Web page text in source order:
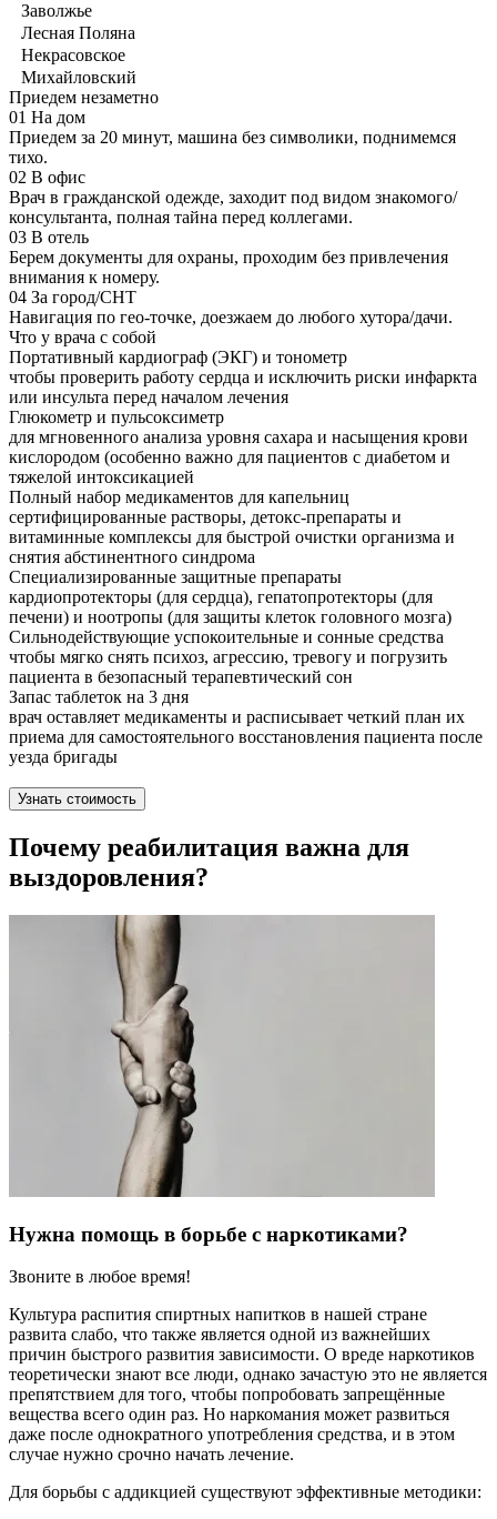
Заволжье
Лесная Поляна
Некрасовское
Михайловский
Приедем незаметно
01 На дом
Приедем за 20 минут, машина без символики, поднимемся
тихо.
02 В офис
Врач в гражданской одежде, заходит под видом знакомого/
консультанта, полная тайна перед коллегами.
03 В отель
Берем документы для охраны, проходим без привлечения
внимания к номеру.
04 За город/СНТ
Навигация по гео-точке, доезжаем до любого хутора/дачи.
Что у врача с собой
Портативный кардиограф (ЭКГ) и тонометр
чтобы проверить работу сердца и исключить риски инфаркта
или инсульта перед началом лечения
Глюкометр и пульсоксиметр
для мгновенного анализа уровня сахара и насыщения крови
кислородом (особенно важно для пациентов с диабетом и
тяжелой интоксикацией
Полный набор медикаментов для капельниц
сертифицированные растворы, детокс-препараты и
витаминные комплексы для быстрой очистки организма и
снятия абстинентного синдрома
Специализированные защитные препараты
кардиопротекторы (для сердца), гепатопротекторы (для
печени) и ноотропы (для защиты клеток головного мозга)
Сильнодействующие успокоительные и сонные средства
чтобы мягко снять психоз, агрессию, тревогу и погрузить
пациента в безопасный терапевтический сон
Запас таблеток на 3 дня
врач оставляет медикаменты и расписывает четкий план их
приема для самостоятельного восстановления пациента после
уезда бригады
Узнать стоимость
Почему реабилитация важна для
выздоровления?
Нужна помощь в борьбе с наркотиками?
Звоните в любое время!
Культура распития спиртных напитков в нашей стране
развита слабо, что также является одной из важнейших
причин быстрого развития зависимости. О вреде наркотиков
теоретически знают все люди, однако зачастую это не является
препятствием для того, чтобы попробовать запрещённые
вещества всего один раз. Но наркомания может развиться
даже после однократного употребления средства, и в этом
случае нужно срочно начать лечение.
Для борьбы с аддикцией существуют эффективные методики: